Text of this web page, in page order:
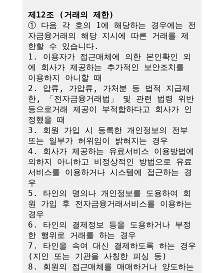
제12조 (거래의 제한)
① 다음 각 호의 1에 해당하는 경우에는 전
자금융거래의 해당 지시에 따른 거래를 제
한할 수 있습니다.
1. 이용자가 접근매체에 의한 본인확인 외
에 회사가 제공하는 추가적인 보안조치를
이용하지 아니할 때
2. 압류, 가압류, 가처분 등 법적 지급제
한, 「전자금융거래법」 및 관련 법령 위반
등으로거래 제공이 부적합하다고 회사가 인
정했을 때
3. 회원 가입 시 등록한 개인정보의 전부
또는 일부가 허위임이 밝혀지는 경우
4. 회사가 제공하는 유료서비스 이용방법에
의하지 아니하고 비정상적인 방법으로 유료
서비스를 이용하거나 시스템에 접근하는 경
우
5. 타인의 명의나 개인정보를 도용하여 회
원 가입 후 전자금융거래서비스를 이용하는
경우
6. 타인의 결제정보 등을 도용하거나 부정
한 행위로 거래를 하는 경우
7. 타인을 속여 대신 결제하도록 하는 경우
(지인 또는 기관을 사칭한 피싱 등)
8. 회원의 접근매체를 매매하거나 양도하는